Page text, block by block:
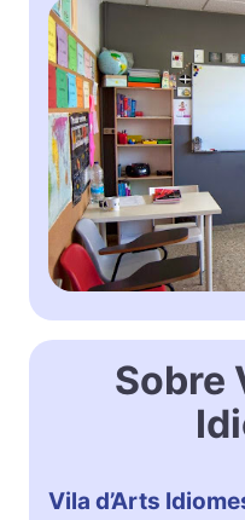
Sobre
Vila d’Arts